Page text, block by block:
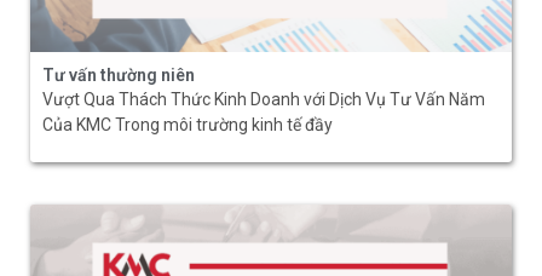
Tư vấn thường niên
Vượt Qua Thách Thức Kinh Doanh với Dịch Vụ Tư Vấn Năm
Của KMC Trong môi trường kinh tế đầy